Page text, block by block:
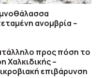
ανομβρία –
προς πόση το
Χαλκιδικής –
επιβάρυνση